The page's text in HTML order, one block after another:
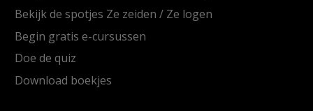
Bekijk de spotjes Ze zeiden / Ze logen
Begin gratis e-cursussen
Doe de quiz
Download boekjes